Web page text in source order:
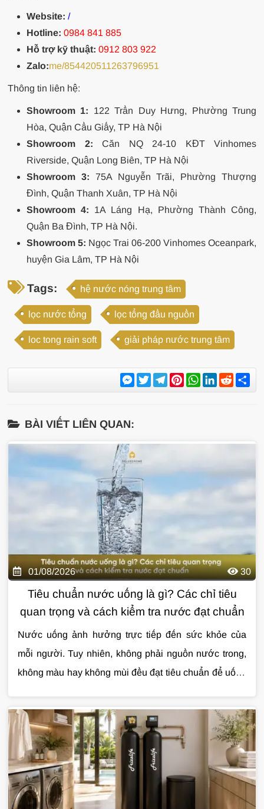
Website: /
Hotline: 0984 841 885
Hỗ trợ kỹ thuật: 0912 803 922
Zalo:me/854420511263796951
Thông tin liên hệ:
Showroom 1: 122 Trần Duy Hưng, Phường Trung
Hòa, Quận Cầu Giấy, TP Hà Nội
Showroom 2: Căn NQ 24-10 KĐT Vinhomes
Riverside, Quận Long Biên, TP Hà Nội
Showroom 3: 75A Nguyễn Trãi, Phường Thượng
Đình, Quận Thanh Xuân, TP Hà Nội
Showroom 4: 1A Láng Hạ, Phường Thành Công,
Quận Ba Đình, TP Hà Nội.
Showroom 5: Ngọc Trai 06-200 Vinhomes Oceanpark,
huyện Gia Lâm, TP Hà Nội
Tags: hệ nước nóng trung tâm
lọc nước tổng lọc tổng đầu nguồn
loc tong rain soft giải pháp nước trung tâm
Messenger
TwitterTelegram
PinterestWhatsApp
LinkedIn
Reddit
BÀI VIẾT LIÊN QUAN:
01/08/2026 30
Tiêu chuẩn nước uống là gì? Các chỉ tiêu
quan trọng và cách kiểm tra nước đạt chuẩn
Nước uống ảnh hưởng trực tiếp đến sức khỏe của
mỗi người. Tuy nhiên, không phải nguồn nước trong,
không màu hay không mùi đều đạt tiêu chuẩn để uống
giúp bạn đánh giá chất lượng nguồn nước và lựa
chọn giải pháp xử lý phù hợp.
nước uốngqua bài viết dưới đây.